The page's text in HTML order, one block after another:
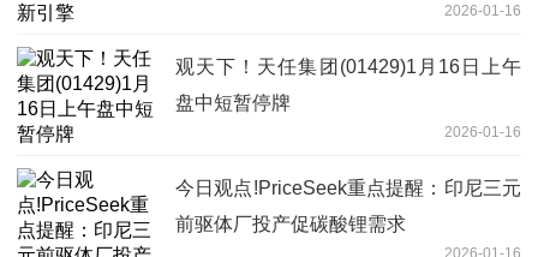
2026-01-16
观天下！天任集团(01429)1月16日上午
盘中短暂停牌
2026-01-16
今日观点!PriceSeek重点提醒：印尼三元
前驱体厂投产促碳酸锂需求
2026-01-16